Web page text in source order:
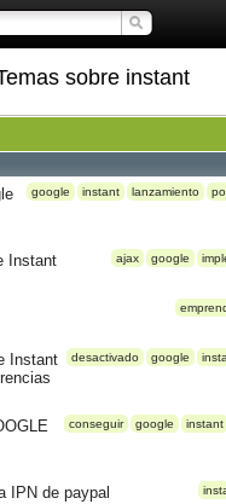
sobre instant
google instant lanzamiento
ajax google
Instant
desactivado google
Instant
conseguir google instant
IPN de paypal